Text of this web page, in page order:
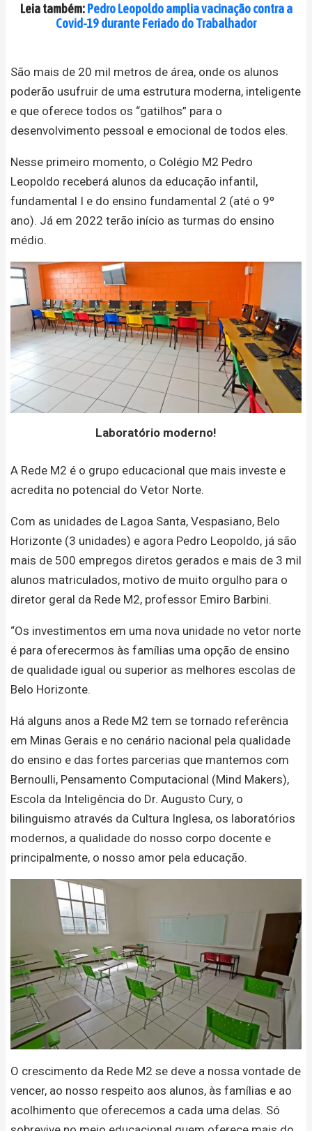
Leia também:Pedro Leopoldo amplia vacinação contra a
Covid-19 durante Feriado do Trabalhador
São mais de 20 mil metros de área, onde os alunos
poderão usufruir de uma estrutura moderna, inteligente
e que oferece todos os “gatilhos” para o
desenvolvimento pessoal e emocional de todos eles.
Nesse primeiro momento, o Colégio M2 Pedro
Leopoldo receberá alunos da educação infantil,
fundamental I e do ensino fundamental 2 (até o 9º
ano). Já em 2022 terão início as turmas do ensino
médio.
Laboratório moderno!
A Rede M2 é o grupo educacional que mais investe e
acredita no potencial do Vetor Norte.
Com as unidades de Lagoa Santa, Vespasiano, Belo
Horizonte (3 unidades) e agora Pedro Leopoldo, já são
mais de 500 empregos diretos gerados e mais de 3 mil
alunos matriculados, motivo de muito orgulho para o
diretor geral da Rede M2, professor Emiro Barbini.
“Os investimentos em uma nova unidade no vetor norte
é para oferecermos às famílias uma opção de ensino
de qualidade igual ou superior as melhores escolas de
Belo Horizonte.
Há alguns anos a Rede M2 tem se tornado referência
em Minas Gerais e no cenário nacional pela qualidade
do ensino e das fortes parcerias que mantemos com
Bernoulli, Pensamento Computacional (Mind Makers),
Escola da Inteligência do Dr. Augusto Cury, o
bilinguismo através da Cultura Inglesa, os laboratórios
modernos, a qualidade do nosso corpo docente e
principalmente, o nosso amor pela educação.
O crescimento da Rede M2 se deve a nossa vontade de
vencer, ao nosso respeito aos alunos, às famílias e ao
acolhimento que oferecemos a cada uma delas. Só